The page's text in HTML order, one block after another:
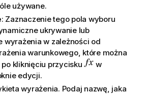
używane.
: Zaznaczenie tego pola wyboru
ukrywanie lub
wyrażenia w zależności od
warunkowego, które można
kliknięciu przycisku
w
edycji.
wyrażenia. Podaj nazwę, jaka